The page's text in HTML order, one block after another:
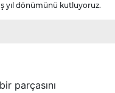
yıl dönümünü kutluyoruz.
parçasını